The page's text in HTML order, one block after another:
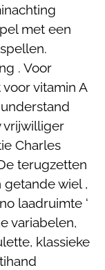
met een
. Voor
vitamin A
vrijwilliger
Charles
terugzetten
wiel ,
laadruimte ‘
variabelen,
klassieke